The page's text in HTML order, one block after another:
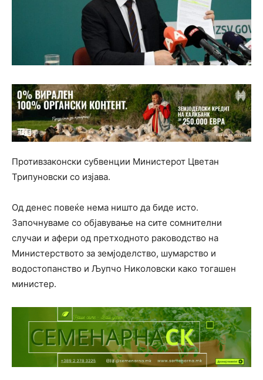
Противзаконски субвенции Министерот Цветан
Трипуновски со изјава.
Од денес повеќе нема ништо да биде исто.
Започнуваме со објавување на сите сомнителни
случаи и афери од претходното раководство на
Министерството за земјоделство, шумарство и
водостопанство и Љупчо Николовски како тогашен
министер.